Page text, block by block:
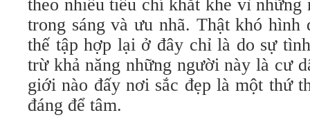
theo nhiều tiêu chí khắt khe vì những
trong sáng và ưu nhã. Thật khó hình
thế tập hợp lại ở đây chỉ là do sự
trừ khả năng những người này là cư
giới nào đấy nơi sắc đẹp là một thứ
đáng để tâm.